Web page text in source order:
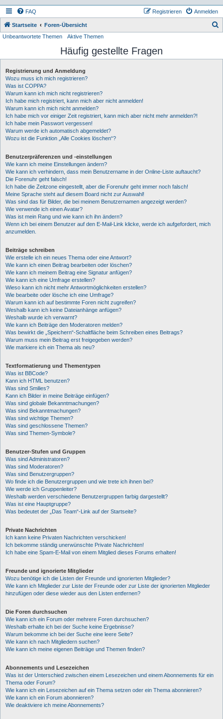
FAQ Anmelden
Registrieren
Startseite Foren-Übersicht
h
Unbeantwortete Themen Aktive Themen
Häufig gestellte Fragen
Registrierung und Anmeldung
Wozu muss ich mich registrieren?
Was ist COPPA?
Warum kann ich mich nicht registrieren?
Ich habe mich registriert, kann mich aber nicht anmelden!
Warum kann ich mich nicht anmelden?
Ich habe mich vor einiger Zeit registriert, kann mich aber nicht mehr anmelden?!
Ich habe mein Passwort vergessen!
Warum werde ich automatisch abgemeldet?
Wozu ist die Funktion „Alle Cookies löschen“?
Benutzerpräferenzen und -einstellungen
Wie kann ich meine Einstellungen ändern?
Wie kann ich verhindern, dass mein Benutzername in der Online-Liste auftaucht?
Die Forenuhr geht falsch!
Ich habe die Zeitzone eingestellt, aber die Forenuhr geht immer noch falsch!
Meine Sprache steht auf diesem Board nicht zur Auswahl!
Was sind das für Bilder, die bei meinem Benutzernamen angezeigt werden?
Wie verwende ich einen Avatar?
Was ist mein Rang und wie kann ich ihn ändern?
Wenn ich bei einem Benutzer auf den E-Mail-Link klicke, werde ich aufgefordert, mich
anzumelden.
Beiträge schreiben
Wie erstelle ich ein neues Thema oder eine Antwort?
Wie kann ich einen Beitrag bearbeiten oder löschen?
Wie kann ich meinem Beitrag eine Signatur anfügen?
Wie kann ich eine Umfrage erstellen?
Wieso kann ich nicht mehr Antwortmöglichkeiten erstellen?
Wie bearbeite oder lösche ich eine Umfrage?
Warum kann ich auf bestimmte Foren nicht zugreifen?
Weshalb kann ich keine Dateianhänge anfügen?
Weshalb wurde ich verwarnt?
Wie kann ich Beiträge den Moderatoren melden?
Was bewirkt die „Speichern“-Schaltfläche beim Schreiben eines Beitrags?
Warum muss mein Beitrag erst freigegeben werden?
Wie markiere ich ein Thema als neu?
Textformatierung und Thementypen
Was ist BBCode?
Kann ich HTML benutzen?
Was sind Smilies?
Kann ich Bilder in meine Beiträge einfügen?
Was sind globale Bekanntmachungen?
Was sind Bekanntmachungen?
Was sind wichtige Themen?
Was sind geschlossene Themen?
Was sind Themen-Symbole?
Benutzer-Stufen und Gruppen
Was sind Administratoren?
Was sind Moderatoren?
Was sind Benutzergruppen?
Wo finde ich die Benutzergruppen und wie trete ich ihnen bei?
Wie werde ich Gruppenleiter?
Weshalb werden verschiedene Benutzergruppen farbig dargestellt?
Was ist eine Hauptgruppe?
Was bedeutet der „Das Team“-Link auf der Startseite?
Private Nachrichten
Ich kann keine Privaten Nachrichten verschicken!
Ich bekomme ständig unerwünschte Private Nachrichten!
Ich habe eine Spam-E-Mail von einem Mitglied dieses Forums erhalten!
Freunde und ignorierte Mitglieder
Wozu benötige ich die Listen der Freunde und ignorierten Mitglieder?
Wie kann ich Mitglieder zur Liste der Freunde oder zur Liste der ignorierten Mitglieder
hinzufügen oder diese wieder aus den Listen entfernen?
Die Foren durchsuchen
Wie kann ich ein Forum oder mehrere Foren durchsuchen?
Weshalb erhalte ich bei der Suche keine Ergebnisse?
Warum bekomme ich bei der Suche eine leere Seite?
Wie kann ich nach Mitgliedern suchen?
Wie kann ich meine eigenen Beiträge und Themen finden?
Abonnements und Lesezeichen
Was ist der Unterschied zwischen einem Lesezeichen und einem Abonnements für ein
Thema oder Forum?
Wie kann ich ein Lesezeichen auf ein Thema setzen oder ein Thema abonnieren?
Wie kann ich ein Forum abonnieren?
Wie deaktiviere ich meine Abonnements?